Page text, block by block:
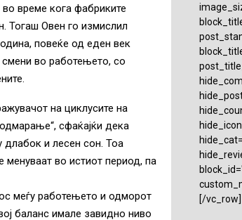
време кога фабриките
Тогаш Овен го измислил
повеќе од еден век
смени во работењето, со
на циклусите на
сфаќајќи дека
длабок и лесен сон. Тоа
менуваат во истиот период, па
меѓу работењето и одморот
баланс имале завидно ниво
[/vc_row]